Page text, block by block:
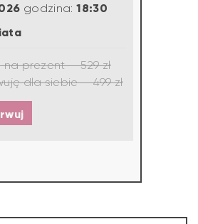
godzina: 18:30
prezent — 529 zł
dla siebie — 499 zł